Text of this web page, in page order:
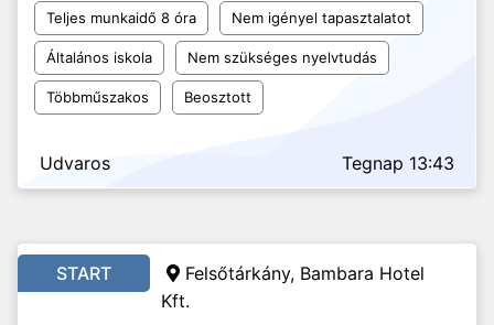
Teljes munkaidő 8 óra Nem igényel tapasztalatot
Általános iskola Nem szükséges nyelvtudás
Többműszakos Beosztott
Udvaros Tegnap 13:43
START
Felsőtárkány, Bambara Hotel
Kft.